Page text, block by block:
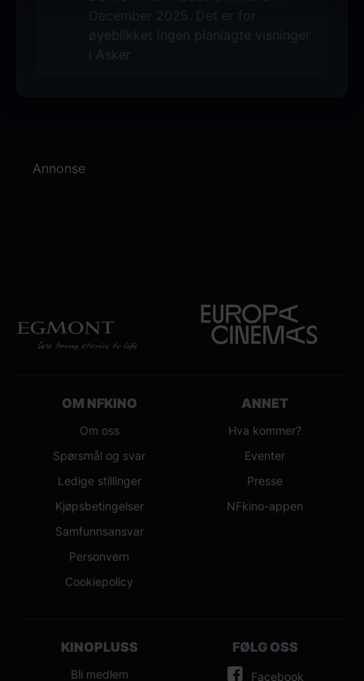
December 2025. Det er for
øyeblikket ingen planlagte visninger
i Asker
Annonse
OM NFKINO
Om oss
Spørsmål og svar
Ledige stillinger
Kjøpsbetingelser
Samfunnsansvar
Personvern
Cookiepolicy
ANNET
Hva kommer?
Eventer
Presse
NFkino-appen
KINOPLUSS
Bli medlem
FØLG OSS
Facebook